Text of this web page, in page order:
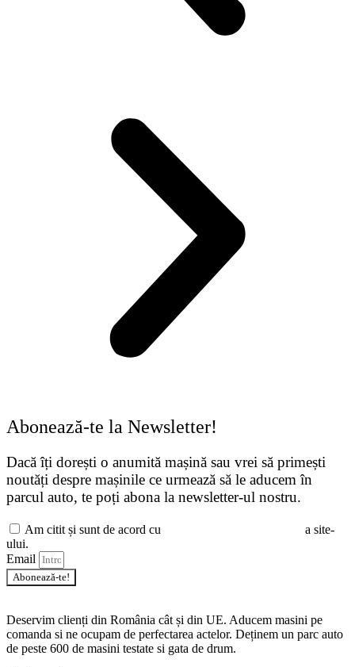
Abonează-te la Newsletter!
Dacă îți dorești o anumită mașină sau vrei să primești
noutăți despre mașinile ce urmează să le aducem în
parcul auto, te poți abona la newsletter-ul nostru.
Am citit și sunt de acord cu
a site-
ului.
Email
Abonează-te!
Deservim clienți din România cât și din UE. Aducem masini pe
comanda si ne ocupam de perfectarea actelor. Deținem un parc auto
de peste 600 de masini testate si gata de drum.